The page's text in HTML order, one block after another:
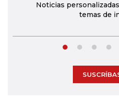
Noticias
temas de